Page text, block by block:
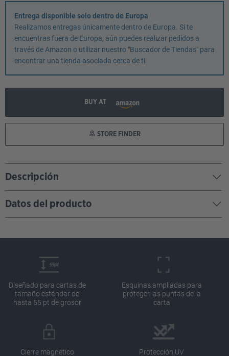
Entrega disponible solo dentro de Europa
Realizamos entregas únicamente dentro de Europa. Si te
encuentras fuera de Europa, aún puedes realizar pedidos a
través de Amazon o utilizar nuestro "Buscador de Tiendas" para
encontrar una tienda asociada cerca de ti.
BUY AT
STORE FINDER
Descripción
Datos del producto
Diseñado para cartas de
tamaño estándar de
hasta 55 pt de grosor
Esquinas ampliadas para
proteger las puntas de la
carta
Cierre magnético Protección UV